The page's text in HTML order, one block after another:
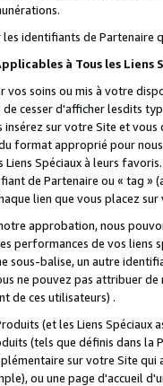
les identifiants de Partenaire
à Tous les Liens
vos soins ou mis à votre
cesser d'afficher lesdits
sur votre Site et
format approprié pour
Spéciaux à leurs
de Partenaire ou « tag
lien que vous placez
approbation, nous
performances de vos liens
sous-balise, un autre
ne pouvez pas attribuer
de ces utilisateurs) .
(et les Liens
(tels que définis dans
sur votre Site qui
ou une page d'accueil